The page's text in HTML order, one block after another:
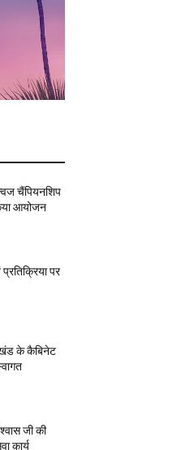
चैंपियनशिप
आयोजन
पर
के कैबिनेट
जी की
कार्य